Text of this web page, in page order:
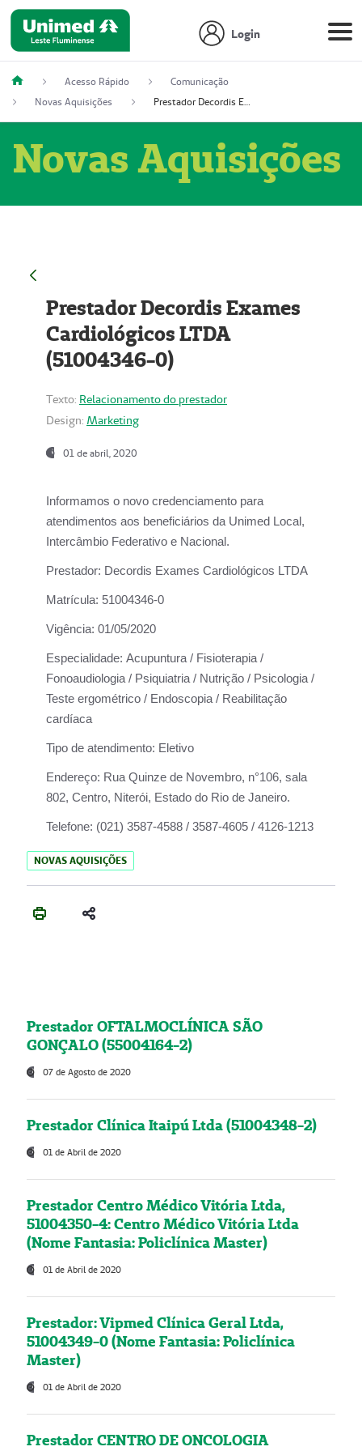
Login
Acesso Rápido
Comunicação
Novas Aquisições
Prestador Decordis Exames Cardiológicos LTDA (51004346-0)
Novas Aquisições
Prestador Decordis Exames
Cardiológicos LTDA
(51004346-0)
Texto: Relacionamento do prestador
Design: Marketing
01 de abril, 2020
Informamos o novo credenciamento para
atendimentos aos beneficiários da Unimed Local,
Intercâmbio Federativo e Nacional.
Prestador: Decordis Exames Cardiológicos LTDA
Matrícula: 51004346-0
Vigência: 01/05/2020
Especialidade: Acupuntura / Fisioterapia /
Fonoaudiologia / Psiquiatria / Nutrição / Psicologia /
Teste ergométrico / Endoscopia / Reabilitação
cardíaca
Tipo de atendimento: Eletivo
Endereço: Rua Quinze de Novembro, n°106, sala
802, Centro, Niterói, Estado do Rio de Janeiro.
Telefone: (021) 3587-4588 / 3587-4605 / 4126-1213
NOVAS AQUISIÇÕES
Prestador OFTALMOCLÍNICA SÃO
GONÇALO (55004164-2)
07 de Agosto de 2020
Prestador Clínica Itaipú Ltda (51004348-2)
01 de Abril de 2020
Prestador Centro Médico Vitória Ltda,
51004350-4: Centro Médico Vitória Ltda
(Nome Fantasia: Policlínica Master)
01 de Abril de 2020
Prestador: Vipmed Clínica Geral Ltda,
51004349-0 (Nome Fantasia: Policlínica
Master)
01 de Abril de 2020
Prestador CENTRO DE ONCOLOGIA